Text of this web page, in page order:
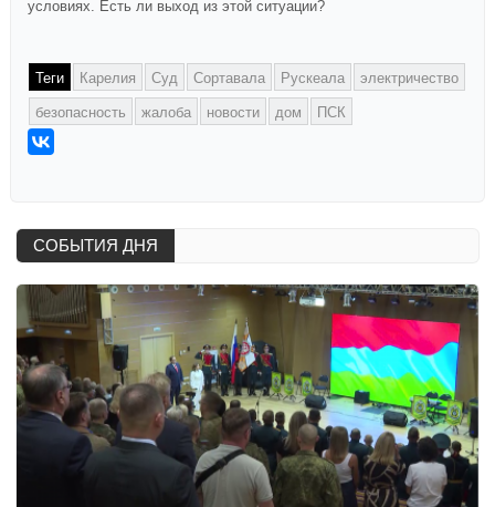
условиях. Есть ли выход из этой ситуации?
Теги Карелия Суд Сортавала Рускеала электричество
безопасность жалоба новости дом ПСК
СОБЫТИЯ ДНЯ